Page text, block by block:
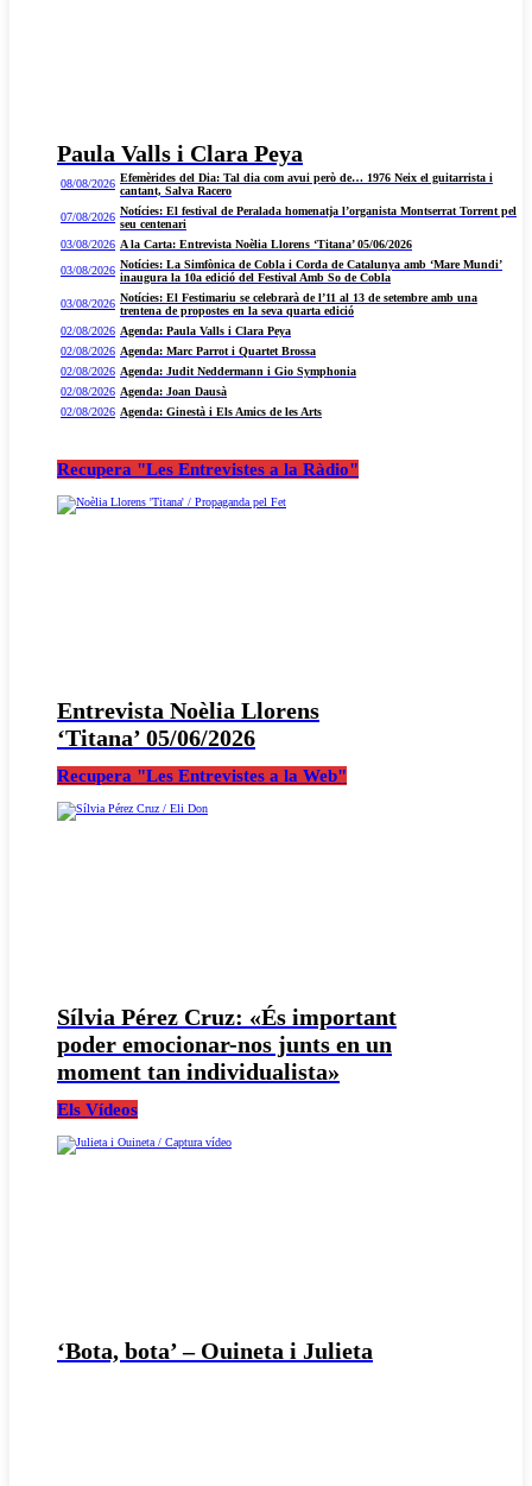
Paula Valls i Clara Peya
08/08/2026 Efemèrides del Dia: Tal dia com avui però de… 1976 Neix el guitarrista i
cantant, Salva Racero
07/08/2026 Notícies: El festival de Peralada homenatja l’organista Montserrat Torrent pel
seu centenari
03/08/2026 A la Carta: Entrevista Noèlia Llorens ‘Titana’ 05/06/2026
03/08/2026 Notícies: La Simfònica de Cobla i Corda de Catalunya amb ‘Mare Mundi’
inaugura la 10a edició del Festival Amb So de Cobla
03/08/2026 Notícies: El Festimariu se celebrarà de l’11 al 13 de setembre amb una
trentena de propostes en la seva quarta edició
02/08/2026 Agenda: Paula Valls i Clara Peya
02/08/2026 Agenda: Marc Parrot i Quartet Brossa
02/08/2026 Agenda: Judit Neddermann i Gio Symphonia
02/08/2026 Agenda: Joan Dausà
02/08/2026 Agenda: Ginestà i Els Amics de les Arts
Recupera "Les Entrevistes a la Ràdio"
Entrevista Noèlia Llorens
‘Titana’ 05/06/2026
Recupera "Les Entrevistes a la Web"
Sílvia Pérez Cruz: «És important
poder emocionar-nos junts en un
moment tan individualista»
Els Vídeos
‘Bota, bota’ – Ouineta i Julieta